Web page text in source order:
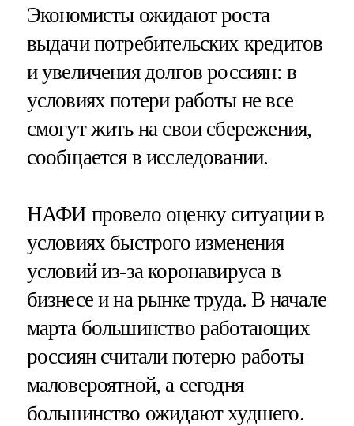
Экономисты ожидают роста
выдачи потребительских кредитов
и увеличения долгов россиян: в
условиях потери работы не все
смогут жить на свои сбережения,
сообщается в исследовании.
НАФИ провело оценку ситуации в
условиях быстрого изменения
условий из-за коронавируса в
бизнесе и на рынке труда. В начале
марта большинство работающих
россиян считали потерю работы
маловероятной, а сегодня
большинство ожидают худшего.